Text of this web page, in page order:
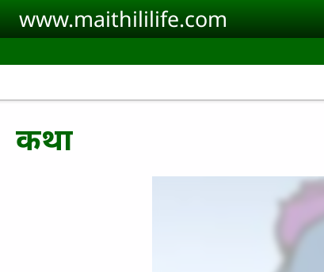
Skip to main content
www.maithililife.com
कथा